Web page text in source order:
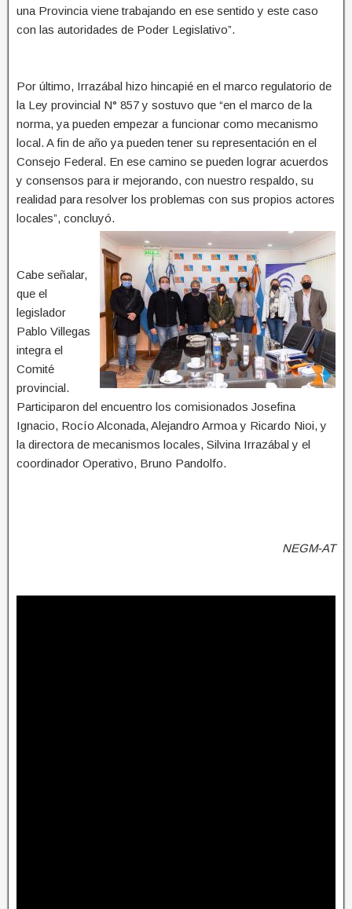
una Provincia viene trabajando en ese sentido y este caso
con las autoridades de Poder Legislativo”.
Por último, Irrazábal hizo hincapié en el marco regulatorio de
la Ley provincial N° 857 y sostuvo que “en el marco de la
norma, ya pueden empezar a funcionar como mecanismo
local. A fin de año ya pueden tener su representación en el
Consejo Federal. En ese camino se pueden lograr acuerdos
y consensos para ir mejorando, con nuestro respaldo, su
realidad para resolver los problemas con sus propios actores
locales”, concluyó.
Cabe señalar,
que el
legislador
Pablo Villegas
integra el
Comité
provincial.
Participaron del encuentro los comisionados Josefina
Ignacio, Rocío Alconada, Alejandro Armoa y Ricardo Nioi, y
la directora de mecanismos locales, Silvina Irrazábal y el
coordinador Operativo, Bruno Pandolfo.
NEGM-AT